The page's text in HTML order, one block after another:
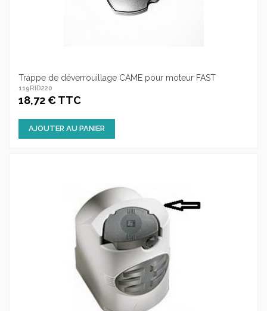
Trappe de déverrouillage CAME pour moteur FAST
119RID220
18,72 € TTC
AJOUTER AU PANIER